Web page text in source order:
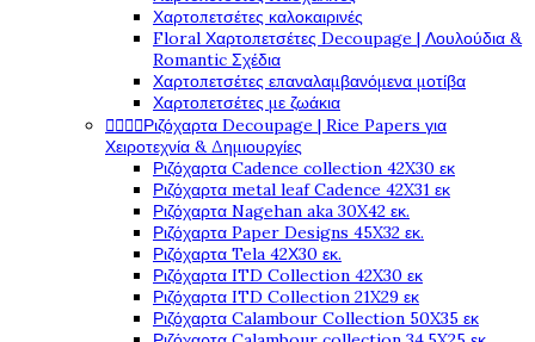
Χαρτοπετσέτες καλοκαιρινές
Floral Χαρτοπετσέτες Decoupage | Λουλούδια &
Romantic Σχέδια
Χαρτοπετσέτες επαναλαμβανόμενα μοτίβα
Χαρτοπετσέτες με ζωάκια
Ριζόχαρτα Decoupage | Rice Papers για
Χειροτεχνία & Δημιουργίες
Ριζόχαρτα Cadence collection 42X30 εκ
Ριζόχαρτα metal leaf Cadence 42X31 εκ
Ριζόχαρτα Nagehan aka 30X42 εκ.
Ριζόχαρτα Paper Designs 45X32 εκ.
Ριζόχαρτα Tela 42Χ30 εκ.
Ριζόχαρτα ITD Collection 42X30 εκ
Ριζόχαρτα ITD Collection 21X29 εκ
Ριζόχαρτα Calambour Collection 50X35 εκ